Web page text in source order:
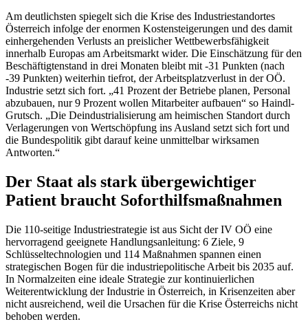
Am deutlichsten spiegelt sich die Krise des Industriestandortes
Österreich infolge der enormen Kostensteigerungen und des damit
einhergehenden Verlusts an preislicher Wettbewerbsfähigkeit
innerhalb Europas am Arbeitsmarkt wider. Die Einschätzung für den
Beschäftigtenstand in drei Monaten bleibt mit -31 Punkten (nach
-39 Punkten) weiterhin tiefrot, der Arbeitsplatzverlust in der OÖ.
Industrie setzt sich fort. „41 Prozent der Betriebe planen, Personal
abzubauen, nur 9 Prozent wollen Mitarbeiter aufbauen“ so Haindl-
Grutsch. „Die Deindustrialisierung am heimischen Standort durch
Verlagerungen von Wertschöpfung ins Ausland setzt sich fort und
die Bundespolitik gibt darauf keine unmittelbar wirksamen
Antworten.“
Der Staat als stark übergewichtiger
Patient braucht Soforthilfsmaßnahmen
Die 110-seitige Industriestrategie ist aus Sicht der IV OÖ eine
hervorragend geeignete Handlungsanleitung: 6 Ziele, 9
Schlüsseltechnologien und 114 Maßnahmen spannen einen
strategischen Bogen für die industriepolitische Arbeit bis 2035 auf.
In Normalzeiten eine ideale Strategie zur kontinuierlichen
Weiterentwicklung der Industrie in Österreich, in Krisenzeiten aber
nicht ausreichend, weil die Ursachen für die Krise Österreichs nicht
behoben werden.